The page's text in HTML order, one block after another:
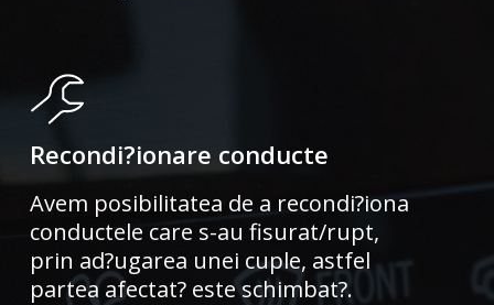
Recondi?ionare conducte
Avem posibilitatea de a recondi?iona
conductele care s-au fisurat/rupt,
prin ad?ugarea unei cuple, astfel
partea afectat? este schimbat?.